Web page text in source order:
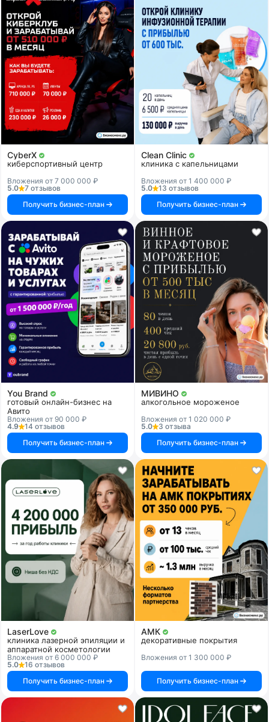
CyberX
киберспортивный центр
Вложения от 7 000 000 ₽
5.0
7 отзывов
Получить бизнес-план
Clean Clinic
клиника с капельницами
Вложения от 1 400 000 ₽
5.0
13 отзывов
Получить бизнес-план
You Brand
готовый онлайн-бизнес на
Авито
Вложения от 90 000 ₽
4.9
14 отзывов
Получить бизнес-план
МИВИНО
алкогольное мороженое
Вложения от 1 020 000 ₽
5.0
3 отзыва
Получить бизнес-план
LaserLove
клиника лазерной эпиляции и
аппаратной косметологии
Вложения от 6 000 000 ₽
5.0
16 отзывов
Получить бизнес-план
АМК
декоративные покрытия
Вложения от 1 300 000 ₽
Получить бизнес-план